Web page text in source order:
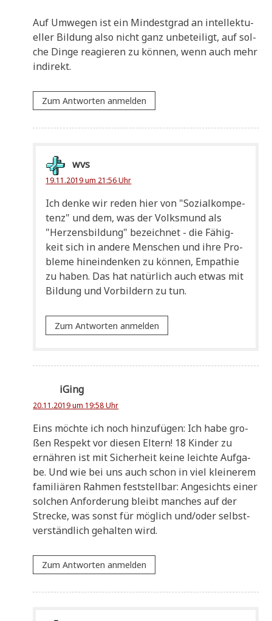
Auf Umwe­gen ist ein Min­dest­grad an intel­lek­tu­
el­ler Bil­dung also nicht ganz unbe­tei­ligt, auf sol­
che Din­ge reagie­ren zu kön­nen, wenn auch mehr
indirekt.
Zum Antworten anmelden
wvs
19.11.2019 um 21:56 Uhr
Ich den­ke wir reden hier von "Sozi­al­kom­pe­
tenz" und dem, was der Volks­mund als
"Her­zens­bil­dung" bezeich­net - die Fähig­
keit sich in ande­re Men­schen und ihre Pro­
ble­me hin­ein­den­ken zu kön­nen, Empa­thie
zu haben. Das hat natür­lich auch etwas mit
Bil­dung und Vor­bil­dern zu tun.
Zum Antworten anmelden
iGing
20.11.2019 um 19:58 Uhr
Eins möch­te ich noch hin­zu­fü­gen: Ich habe gro­
ßen Respekt vor die­sen Eltern! 18 Kin­der zu
ernäh­ren ist mit Sicher­heit kei­ne leich­te Auf­ga­
be. Und wie bei uns auch schon in viel klei­ne­rem
fami­liä­ren Rah­men fest­stell­bar: Ange­sichts einer
sol­chen Anfor­de­rung bleibt man­ches auf der
Strecke, was sonst für mög­lich und/oder selbst­
ver­ständ­lich gehal­ten wird.
Zum Antworten anmelden